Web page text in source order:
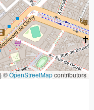
|©OpenStreetMapcontributors